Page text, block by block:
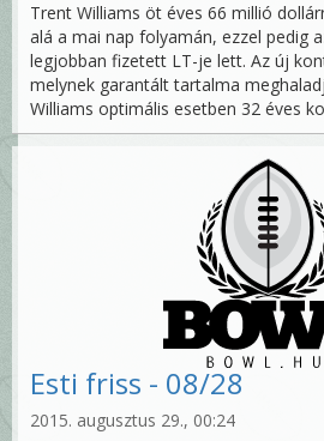
Trent Williams öt éves 66 millió
alá a mai nap folyamán, ezzel pedig
legjobban fizetett LT-je lett. Az új
melynek garantált tartalma
Williams optimális esetben 32 éves
Esti friss - 08/28
2015. augusztus 29., 00:24